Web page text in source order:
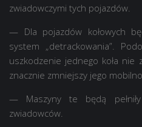
zwiadowczymi tych pojazdów.
— Dla pojazdów kołowych
system „detrackowania”.
uszkodzenie jednego koła nie
znacznie zmniejszy jego
— Maszyny te będą
zwiadowców.